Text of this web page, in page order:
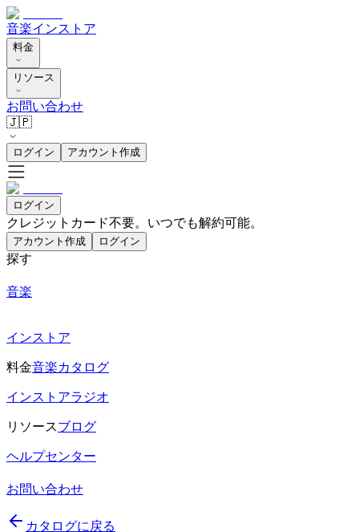
音楽インストア
料金
リソース
お問い合わせ
🇯🇵
ログイン アカウント作成
ログイン
クレジットカード不要。いつでも解約可能。
アカウント作成 ログイン
探す
音楽
インストア
料金音楽カタログ
インストアラジオ
リソースブログ
ヘルプセンター
お問い合わせ
カタログに戻る